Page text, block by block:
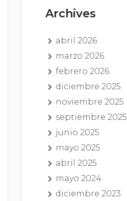
Archives
abril 2026
marzo 2026
febrero 2026
diciembre 2025
noviembre 2025
septiembre 2025
junio 2025
mayo 2025
abril 2025
mayo 2024
diciembre 2023